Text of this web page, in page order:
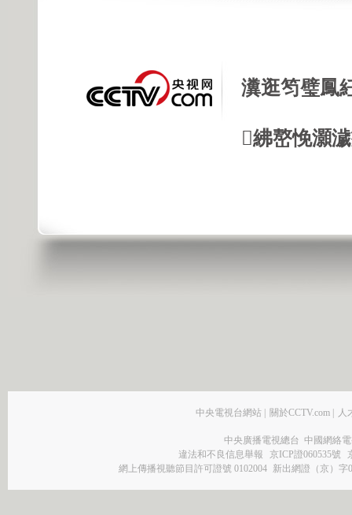
瀵逛笉璧鳳
紼嶅悗灝
中央電視台網站 | 關於CCTV.com | 人
中央廣播電視總台 中國網絡
違法和不良信息舉報
京ICP證060535號
網上傳播視聽節目許可證號 0102004 新出網證（京）